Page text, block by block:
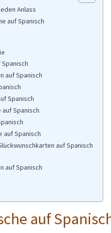
Anlass
auf Spanisch
auf Spanisch
Spanisch
Spanisch
auf Spanisch
auf Spanisch
auf Spanisch
auf